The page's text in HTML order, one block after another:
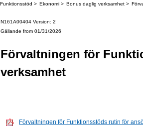
Funktionsstöd Ekonomi Bonus daglig verksamhet
N161A00404 Version: 2
Gällande from 01/31/2026
Förvaltningen för
verksamhet
Förvaltningen för Funktionsstöds rutin för